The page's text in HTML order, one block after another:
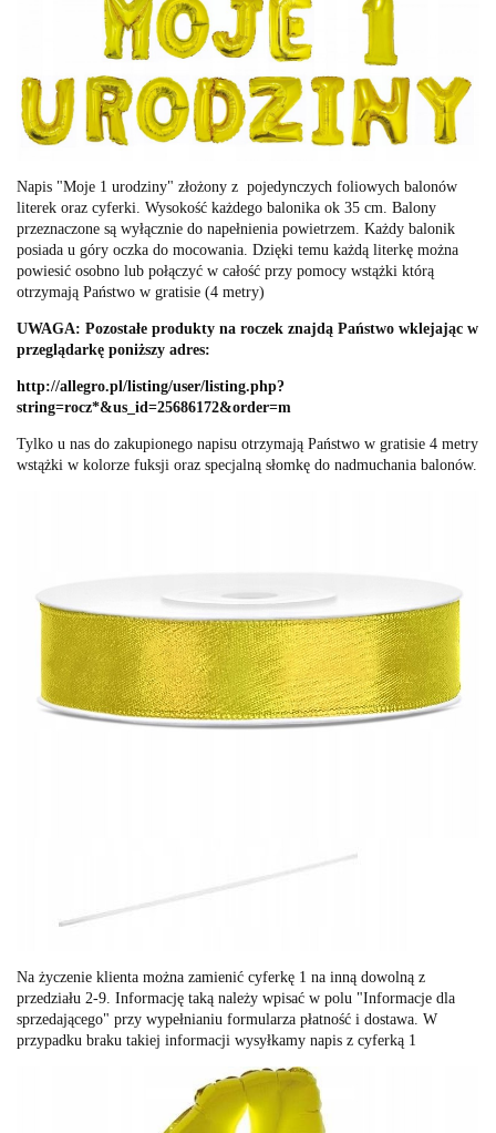
Napis "Moje 1 urodziny" złożony z pojedynczych foliowych balonów
literek oraz cyferki. Wysokość każdego balonika ok 35 cm. Balony
przeznaczone są wyłącznie do napełnienia powietrzem. Każdy balonik
posiada u góry oczka do mocowania. Dzięki temu każdą literkę można
powiesić osobno lub połączyć w całość przy pomocy wstążki którą
otrzymają Państwo w gratisie (4 metry)
UWAGA: Pozostałe produkty na roczek znajdą Państwo wklejając w
przeglądarkę poniższy adres:
http://allegro.pl/listing/user/listing.php?
string=rocz*&us_id=25686172&order=m
Tylko u nas do zakupionego napisu otrzymają Państwo w gratisie 4 metry
wstążki w kolorze fuksji oraz specjalną słomkę do nadmuchania balonów.
Na życzenie klienta można zamienić cyferkę 1 na inną dowolną z
przedziału 2-9. Informację taką należy wpisać w polu "Informacje dla
sprzedającego" przy wypełnianiu formularza płatność i dostawa. W
przypadku braku takiej informacji wysyłkamy napis z cyferką 1